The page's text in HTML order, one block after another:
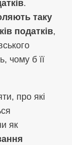
.
таку
податків,
чому б її
про які
як